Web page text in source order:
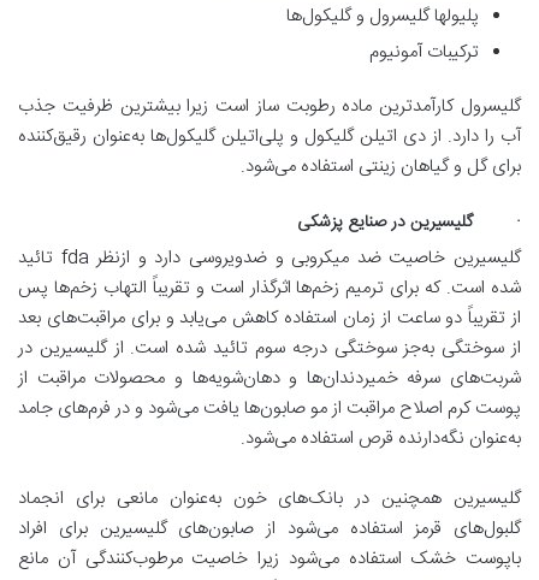
پلیولها گلیسرول و گلیکول‌ها
ترکیبات آمونیوم
گلیسرول کارآمدترین ماده رطوبت ساز است زیرا بیشترین ظرفیت جذب
آب را دارد. از دی اتیلن گلیکول و پلی‌اتیلن گلیکول‌ها به‌عنوان رقیق‌کننده
برای گل و گیاهان زینتی استفاده می‌شود.
· گلیسیرین در صنایع پزشکی
گلیسیرین خاصیت ضد میکروبی و ضدویروسی دارد و ازنظر fda تائید
شده است. که برای ترمیم زخم‌ها اثرگذار است و تقریباً التهاب زخم‌ها پس
از تقریباً دو ساعت از زمان استفاده کاهش می‌یابد و برای مراقبت‌های بعد
از سوختگی به‌جز سوختگی درجه سوم تائید شده است. از گلیسیرین در
شربت‌های سرفه خمیردندان‌ها و دهان‌شویه‌ها و محصولات مراقبت از
پوست کرم اصلاح مراقبت از مو صابون‌ها یافت می‌شود و در فرم‌های جامد
به‌عنوان نگه‌دارنده قرص استفاده می‌شود.
گلیسیرین همچنین در بانک‌های خون به‌عنوان مانعی برای انجماد
گلبول‌های قرمز استفاده می‌شود از صابون‌های گلیسیرین برای افراد
باپوست خشک استفاده می‌شود زیرا خاصیت مرطوب‌کنندگی آن مانع